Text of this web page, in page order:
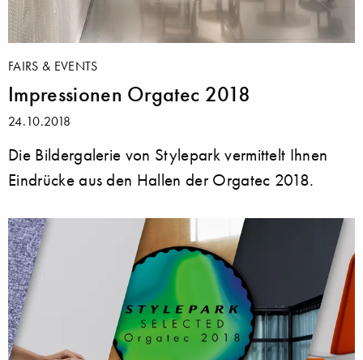
FAIRS & EVENTS
Impressionen Orgatec 2018
24.10.2018
Die Bildergalerie von Stylepark vermittelt Ihnen
Eindrücke aus den Hallen der Orgatec 2018.